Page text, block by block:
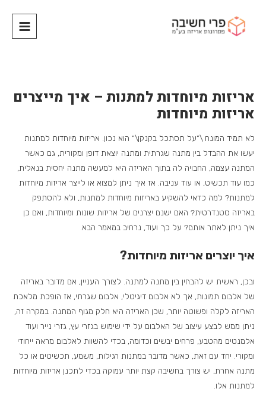
אריזות מיוחדות למתנות – איך מייצרים
אריזות מיוחדות
לא תמיד המונח \”על תסתכל בקנקן\” הוא נכון. אריזות מיוחדות למתנות
יעשו את ההבדל בין מתנה שגרתית ומתנה יוצאת דופן ומקורית, גם כאשר
המתנה עצמה, החבויה לה בתוך האריזה היא למעשה מתנה יחסית בנאלית,
כמו עוד תכשיט, או עוד עניבה. אז איך ניתן למצוא או לייצר אריזות מיוחדות
למתנות? למה כדאי להשקיע באריזות מיוחדות למתנות, ולא להסתפק
באריזה סטנדרטית? האם ישנם יצרנים של אריזות שונות ומיוחדות, ואם כן
איך ניתן לאתר אותם? על כך ועוד, נרחיב במאמר הבא.
איך יוצרים אריזות מיוחדות?
ובכן, ראשית יש להבחין בין מתנה למתנה. לצורך העניין, אם מדובר באריזה
של אלבום תמונות, אך לא אלבום דיגיטלי, אלבום שגרתי, אז הופכת מלאכת
האריזה לקלה ופשוטה יותר, שכן האריזה היא חלק מגוף המתנה. במקרה זה,
ניתן ממש לבצע עיצוב של האלבום על ידי שימוש בגזרי עץ, גזרי נייר ועוד
אלמנטים מהטבע, פרחים יבשים וכדומה, בכדי להשוות לאלבום מראה ייחודי
ומקורי. יחד עם זאת, כאשר מדובר במתנות רגילות, משמע, תכשיטים או כל
מתנה אחרת, יש צורך בחשיבה קצת יותר עמוקה בכדי לתכנן אריזות מיוחדות
למתנות אלו.